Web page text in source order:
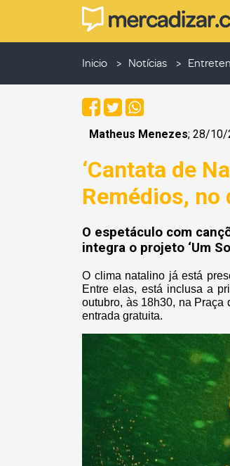
Inicio Notícias
Matheus Menezes; 28/10/
‘Cantata de
Remédios, no
O espetáculo com
integra o projeto ‘Um
O clima natalino já está
Entre elas, está inclusa a
outubro, às 18h30, na Praça
entrada gratuita.